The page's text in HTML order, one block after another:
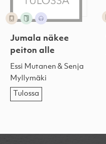
Jumala näkee
peiton alle
Essi Mutanen & Senja
Myllymäki
Tulossa